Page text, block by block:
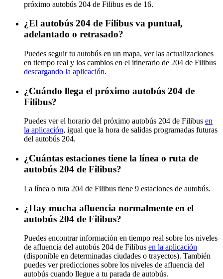
próximo autobús 204 de Filibus es de 16.
¿El autobús 204 de Filibus va puntual,
adelantado o retrasado?
Puedes seguir tu autobús en un mapa, ver las actualizaciones
en tiempo real y los cambios en el itinerario de 204 de Filibus
descargando la aplicación.
¿Cuándo llega el próximo autobús 204 de
Filibus?
Puedes ver el horario del próximo autobús 204 de Filibus en
la aplicación, igual que la hora de salidas programadas futuras
del autobús 204.
¿Cuántas estaciones tiene la línea o ruta de
autobús 204 de Filibus?
La línea o ruta 204 de Filibus tiene 9 estaciones de autobús.
¿Hay mucha afluencia normalmente en el
autobús 204 de Filibus?
Puedes encontrar información en tiempo real sobre los niveles
de afluencia del autobús 204 de Filibus en la aplicación
(disponible en determinadas ciudades o trayectos). También
puedes ver predicciones sobre los niveles de afluencia del
autobús cuando llegue a tu parada de autobús.